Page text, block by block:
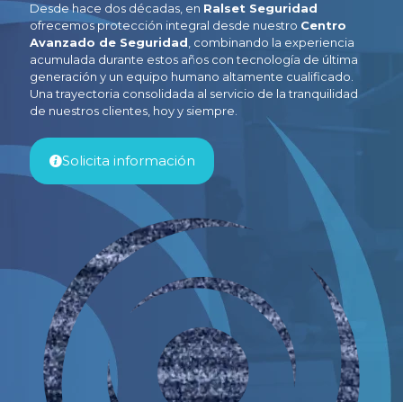
Desde hace dos décadas, en Ralset Seguridad
ofrecemos protección integral desde nuestro Centro
Avanzado de Seguridad , combinando la experiencia
acumulada durante estos años con tecnología de última
generación y un equipo humano altamente cualificado.
Una trayectoria consolidada al servicio de la tranquilidad
de nuestros clientes, hoy y siempre.
Solicita información